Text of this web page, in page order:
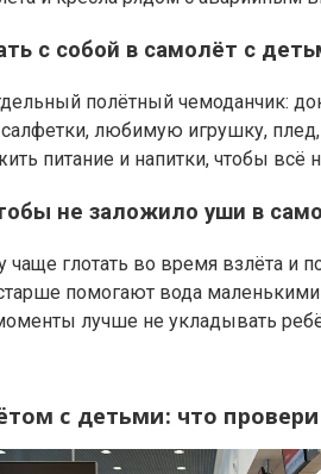
с собой в самолёт с
полётный чемоданчик:
любимую игрушку,
питание и напитки, чтобы
не заложило уши в
чаще глотать во время взлёта и
помогают вода
лучше не укладывать
с детьми: что